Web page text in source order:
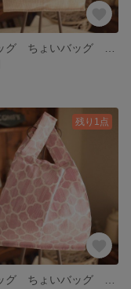
残り1点